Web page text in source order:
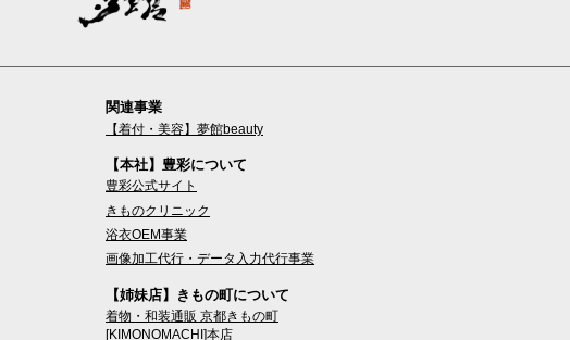
関連事業
【着付・美容】夢館beauty
【本社】豊彩について
豊彩公式サイト
きものクリニック
浴衣OEM事業
画像加工代行・データ入力代行事業
【姉妹店】きもの町について
着物・和装通販 京都きもの町
[KIMONOMACHI]本店